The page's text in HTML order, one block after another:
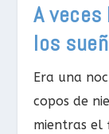
A
los
Era una
copos de
mientras